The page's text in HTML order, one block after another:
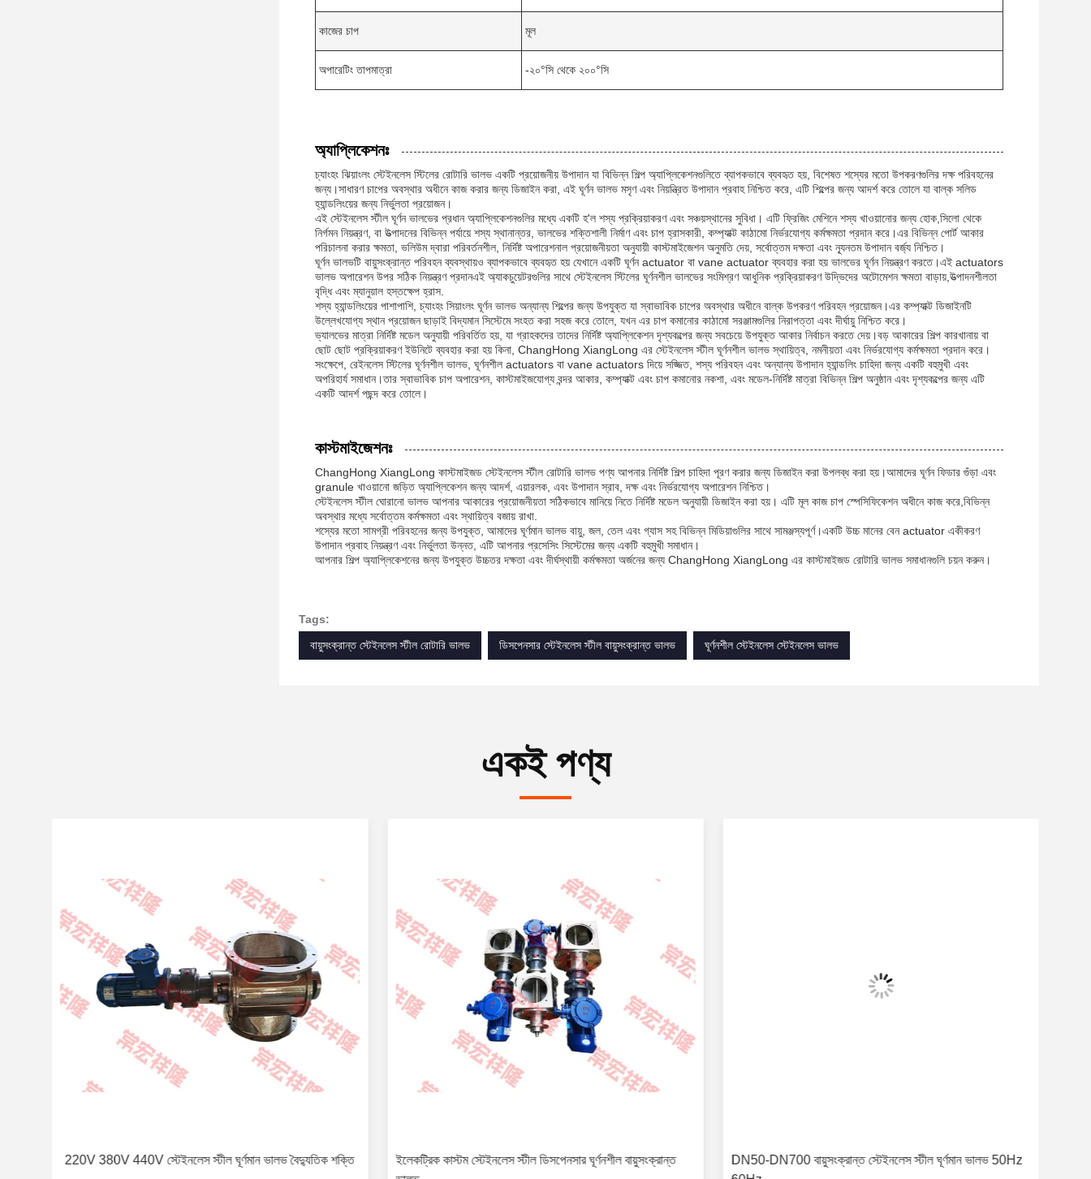
কাজের চাপ মূল
অপারেটিং তাপমাত্রা -২০°সি থেকে ২০০°সি
অ্যাপ্লিকেশনঃ
চ্যাংহং ঝিয়াংলং স্টেইনলেস স্টিলের রোটারি ভালভ একটি প্রয়োজনীয় উপাদান যা বিভিন্ন শিল্প অ্যাপ্লিকেশনগুলিতে ব্যাপকভাবে ব্যবহৃত হয়, বিশেষত শস্যের মতো উপকরণগুলির দক্ষ পরিবহনের
জন্য।সাধারণ চাপের অবস্থার অধীনে কাজ করার জন্য ডিজাইন করা, এই ঘূর্ণন ভালভ মসৃণ এবং নিয়ন্ত্রিত উপাদান প্রবাহ নিশ্চিত করে, এটি শিল্পের জন্য আদর্শ করে তোলে যা বাল্ক সলিড
হ্যান্ডলিংয়ের জন্য নির্ভুলতা প্রয়োজন।
এই স্টেইনলেস স্টীল ঘূর্ণন ভালভের প্রধান অ্যাপ্লিকেশনগুলির মধ্যে একটি হ'ল শস্য প্রক্রিয়াকরণ এবং সঞ্চয়স্থানের সুবিধা। এটি ফ্রিজিং মেশিনে শস্য খাওয়ানোর জন্য হোক,সিলো থেকে
নির্গমন নিয়ন্ত্রণ, বা উত্পাদনের বিভিন্ন পর্যায়ে শস্য স্থানান্তর, ভালভের শক্তিশালী নির্মাণ এবং চাপ হ্রাসকারী, কম্প্যাক্ট কাঠামো নির্ভরযোগ্য কর্মক্ষমতা প্রদান করে।এর বিভিন্ন পোর্ট আকার
পরিচালনা করার ক্ষমতা, ভলিউম দ্বারা পরিবর্তনশীল, নির্দিষ্ট অপারেশনাল প্রয়োজনীয়তা অনুযায়ী কাস্টমাইজেশন অনুমতি দেয়, সর্বোত্তম দক্ষতা এবং ন্যূনতম উপাদান বর্জ্য নিশ্চিত।
ঘূর্ণন ভালভটি বায়ুসংক্রান্ত পরিবহন ব্যবস্থায়ও ব্যাপকভাবে ব্যবহৃত হয় যেখানে একটি ঘূর্ণন actuator বা vane actuator ব্যবহার করা হয় ভালভের ঘূর্ণন নিয়ন্ত্রণ করতে।এই actuators
ভালভ অপারেশন উপর সঠিক নিয়ন্ত্রণ প্রদানএই অ্যাকচুয়েটরগুলির সাথে স্টেইনলেস স্টিলের ঘূর্ণনশীল ভালভের সংমিশ্রণ আধুনিক প্রক্রিয়াকরণ উদ্ভিদের অটোমেশন ক্ষমতা বাড়ায়,উত্পাদনশীলতা
বৃদ্ধি এবং ম্যানুয়াল হস্তক্ষেপ হ্রাস.
শস্য হ্যান্ডলিংয়ের পাশাপাশি, চ্যাংহং সিয়াংলং ঘূর্ণন ভালভ অন্যান্য শিল্পের জন্য উপযুক্ত যা স্বাভাবিক চাপের অবস্থার অধীনে বাল্ক উপকরণ পরিবহন প্রয়োজন।এর কম্প্যাক্ট ডিজাইনটি
উল্লেখযোগ্য স্থান প্রয়োজন ছাড়াই বিদ্যমান সিস্টেমে সংহত করা সহজ করে তোলে, যখন এর চাপ কমানোর কাঠামো সরঞ্জামগুলির নিরাপত্তা এবং দীর্ঘায়ু নিশ্চিত করে।
ভ্যালভের মাত্রা নির্দিষ্ট মডেল অনুযায়ী পরিবর্তিত হয়, যা গ্রাহকদের তাদের নির্দিষ্ট অ্যাপ্লিকেশন দৃশ্যকল্পের জন্য সবচেয়ে উপযুক্ত আকার নির্বাচন করতে দেয়।বড় আকারের শিল্প কারখানায় বা
ছোট ছোট প্রক্রিয়াকরণ ইউনিটে ব্যবহার করা হয় কিনা, ChangHong XiangLong এর স্টেইনলেস স্টীল ঘূর্ণনশীল ভালভ স্থায়িত্ব, নমনীয়তা এবং নির্ভরযোগ্য কর্মক্ষমতা প্রদান করে।
সংক্ষেপে, রেইনলেস স্টিলের ঘূর্ণনশীল ভালভ, ঘূর্ণনশীল actuators বা vane actuators দিয়ে সজ্জিত, শস্য পরিবহন এবং অন্যান্য উপাদান হ্যান্ডলিং চাহিদা জন্য একটি বহুমুখী এবং
অপরিহার্য সমাধান।তার স্বাভাবিক চাপ অপারেশন, কাস্টমাইজযোগ্য বন্দর আকার, কম্প্যাক্ট এবং চাপ কমানোর নকশা, এবং মডেল-নির্দিষ্ট মাত্রা বিভিন্ন শিল্প অনুষ্ঠান এবং দৃশ্যকল্পের জন্য এটি
একটি আদর্শ পছন্দ করে তোলে।
কাস্টমাইজেশনঃ
ChangHong XiangLong কাস্টমাইজড স্টেইনলেস স্টীল রোটারি ভালভ পণ্য আপনার নির্দিষ্ট শিল্প চাহিদা পূরণ করার জন্য ডিজাইন করা উপলব্ধ করা হয়।আমাদের ঘূর্ণন ফিডার গুঁড়া এবং
granule খাওয়ানো জড়িত অ্যাপ্লিকেশন জন্য আদর্শ, এয়ারলক, এবং উপাদান স্রাব, দক্ষ এবং নির্ভরযোগ্য অপারেশন নিশ্চিত।
স্টেইনলেস স্টীল ঘোরানো ভালভ আপনার আকারের প্রয়োজনীয়তা সঠিকভাবে মানিয়ে নিতে নির্দিষ্ট মডেল অনুযায়ী ডিজাইন করা হয়। এটি মূল কাজ চাপ স্পেসিফিকেশন অধীনে কাজ করে,বিভিন্ন
অবস্থার মধ্যে সর্বোত্তম কর্মক্ষমতা এবং স্থায়িত্ব বজায় রাখা.
শস্যের মতো সামগ্রী পরিবহনের জন্য উপযুক্ত, আমাদের ঘূর্ণমান ভালভ বায়ু, জল, তেল এবং গ্যাস সহ বিভিন্ন মিডিয়াগুলির সাথে সামঞ্জস্যপূর্ণ।একটি উচ্চ মানের বেন actuator একীকরণ
উপাদান প্রবাহ নিয়ন্ত্রণ এবং নির্ভুলতা উন্নত, এটি আপনার প্রসেসিং সিস্টেমের জন্য একটি বহুমুখী সমাধান।
আপনার শিল্প অ্যাপ্লিকেশনের জন্য উপযুক্ত উচ্চতর দক্ষতা এবং দীর্ঘস্থায়ী কর্মক্ষমতা অর্জনের জন্য ChangHong XiangLong এর কাস্টমাইজড রোটারি ভালভ সমাধানগুলি চয়ন করুন।
Tags:
বায়ুসংক্রান্ত স্টেইনলেস স্টীল রোটারি ভালভ
ডিসপেনসার স্টেইনলেস স্টীল বায়ুসংক্রান্ত ভালভ ঘূর্ণনশীল স্টেইনলেস স্টেইনলেস ভালভ
একই পণ্য
220V 380V 440V স্টেইনলেস স্টীল ঘূর্ণমান ভালভ বৈদ্যুতিক শক্তি
ইলেকট্রিক কাস্টম স্টেইনলেস স্টীল ডিসপেনসার ঘূর্ণনশীল বায়ুসংক্রান্ত
DN50-DN700 বায়ুসংক্রান্ত স্টেইনলেস স্টীল ঘূর্ণমান ভালভ 50Hz